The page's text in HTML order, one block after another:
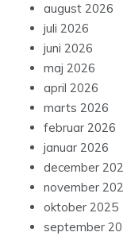
august 2026
juli 2026
juni 2026
maj 2026
april 2026
marts 2026
februar 2026
januar 2026
december
november
oktober 2025
september